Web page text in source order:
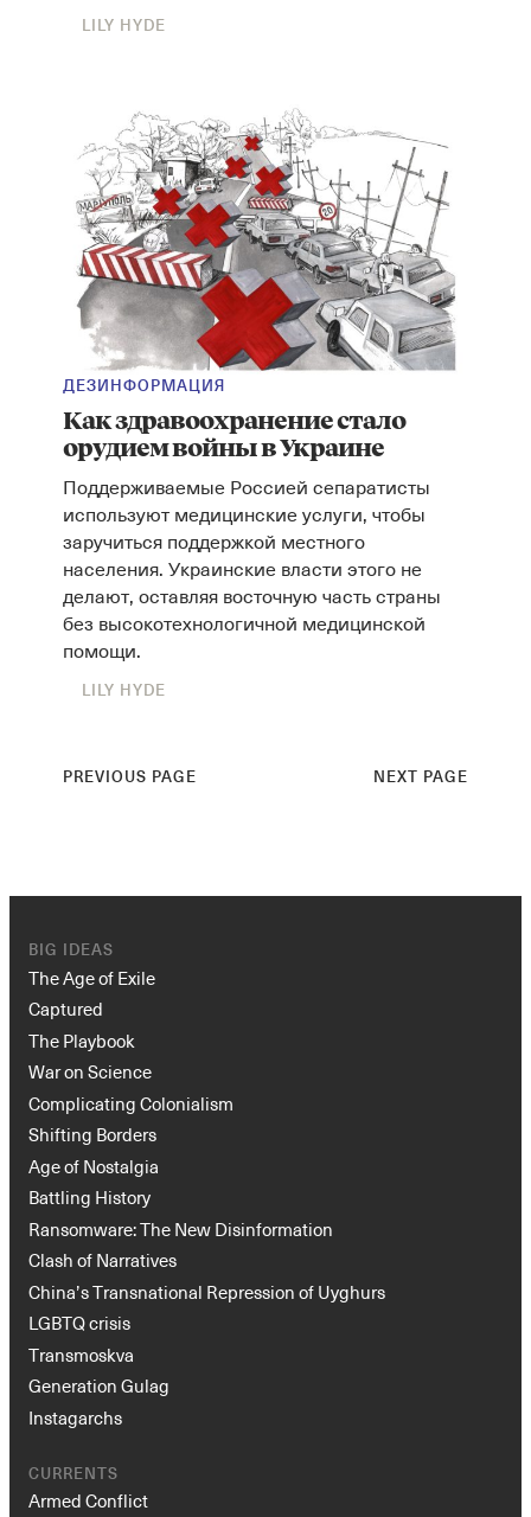
LILY HYDE
ДЕЗИНФОРМАЦИЯ
Как здравоохранение стало
орудием войны в Украине
Поддерживаемые Россией сепаратисты
используют медицинские услуги, чтобы
заручиться поддержкой местного
населения. Украинские власти этого не
делают, оставляя восточную часть страны
без высокотехнологичной медицинской
помощи.
LILY HYDE
PREVIOUS PAGE NEXT PAGE
BIG IDEAS
The Age of Exile
Captured
The Playbook
War on Science
Complicating Colonialism
Shifting Borders
Age of Nostalgia
Battling History
Ransomware: The New Disinformation
Clash of Narratives
China’s Transnational Repression of Uyghurs
LGBTQ crisis
Transmoskva
Generation Gulag
Instagarchs
CURRENTS
Armed Conflict